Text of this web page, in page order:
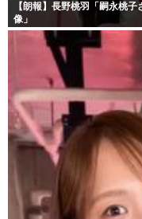
【朗報】長野桃羽「嗣永桃
像」